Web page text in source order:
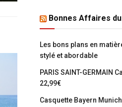
Bonnes Affaires
Les bons plans en
stylé et abordable
PARIS SAINT-GERMAIN
22,99€
Casquette Bayern